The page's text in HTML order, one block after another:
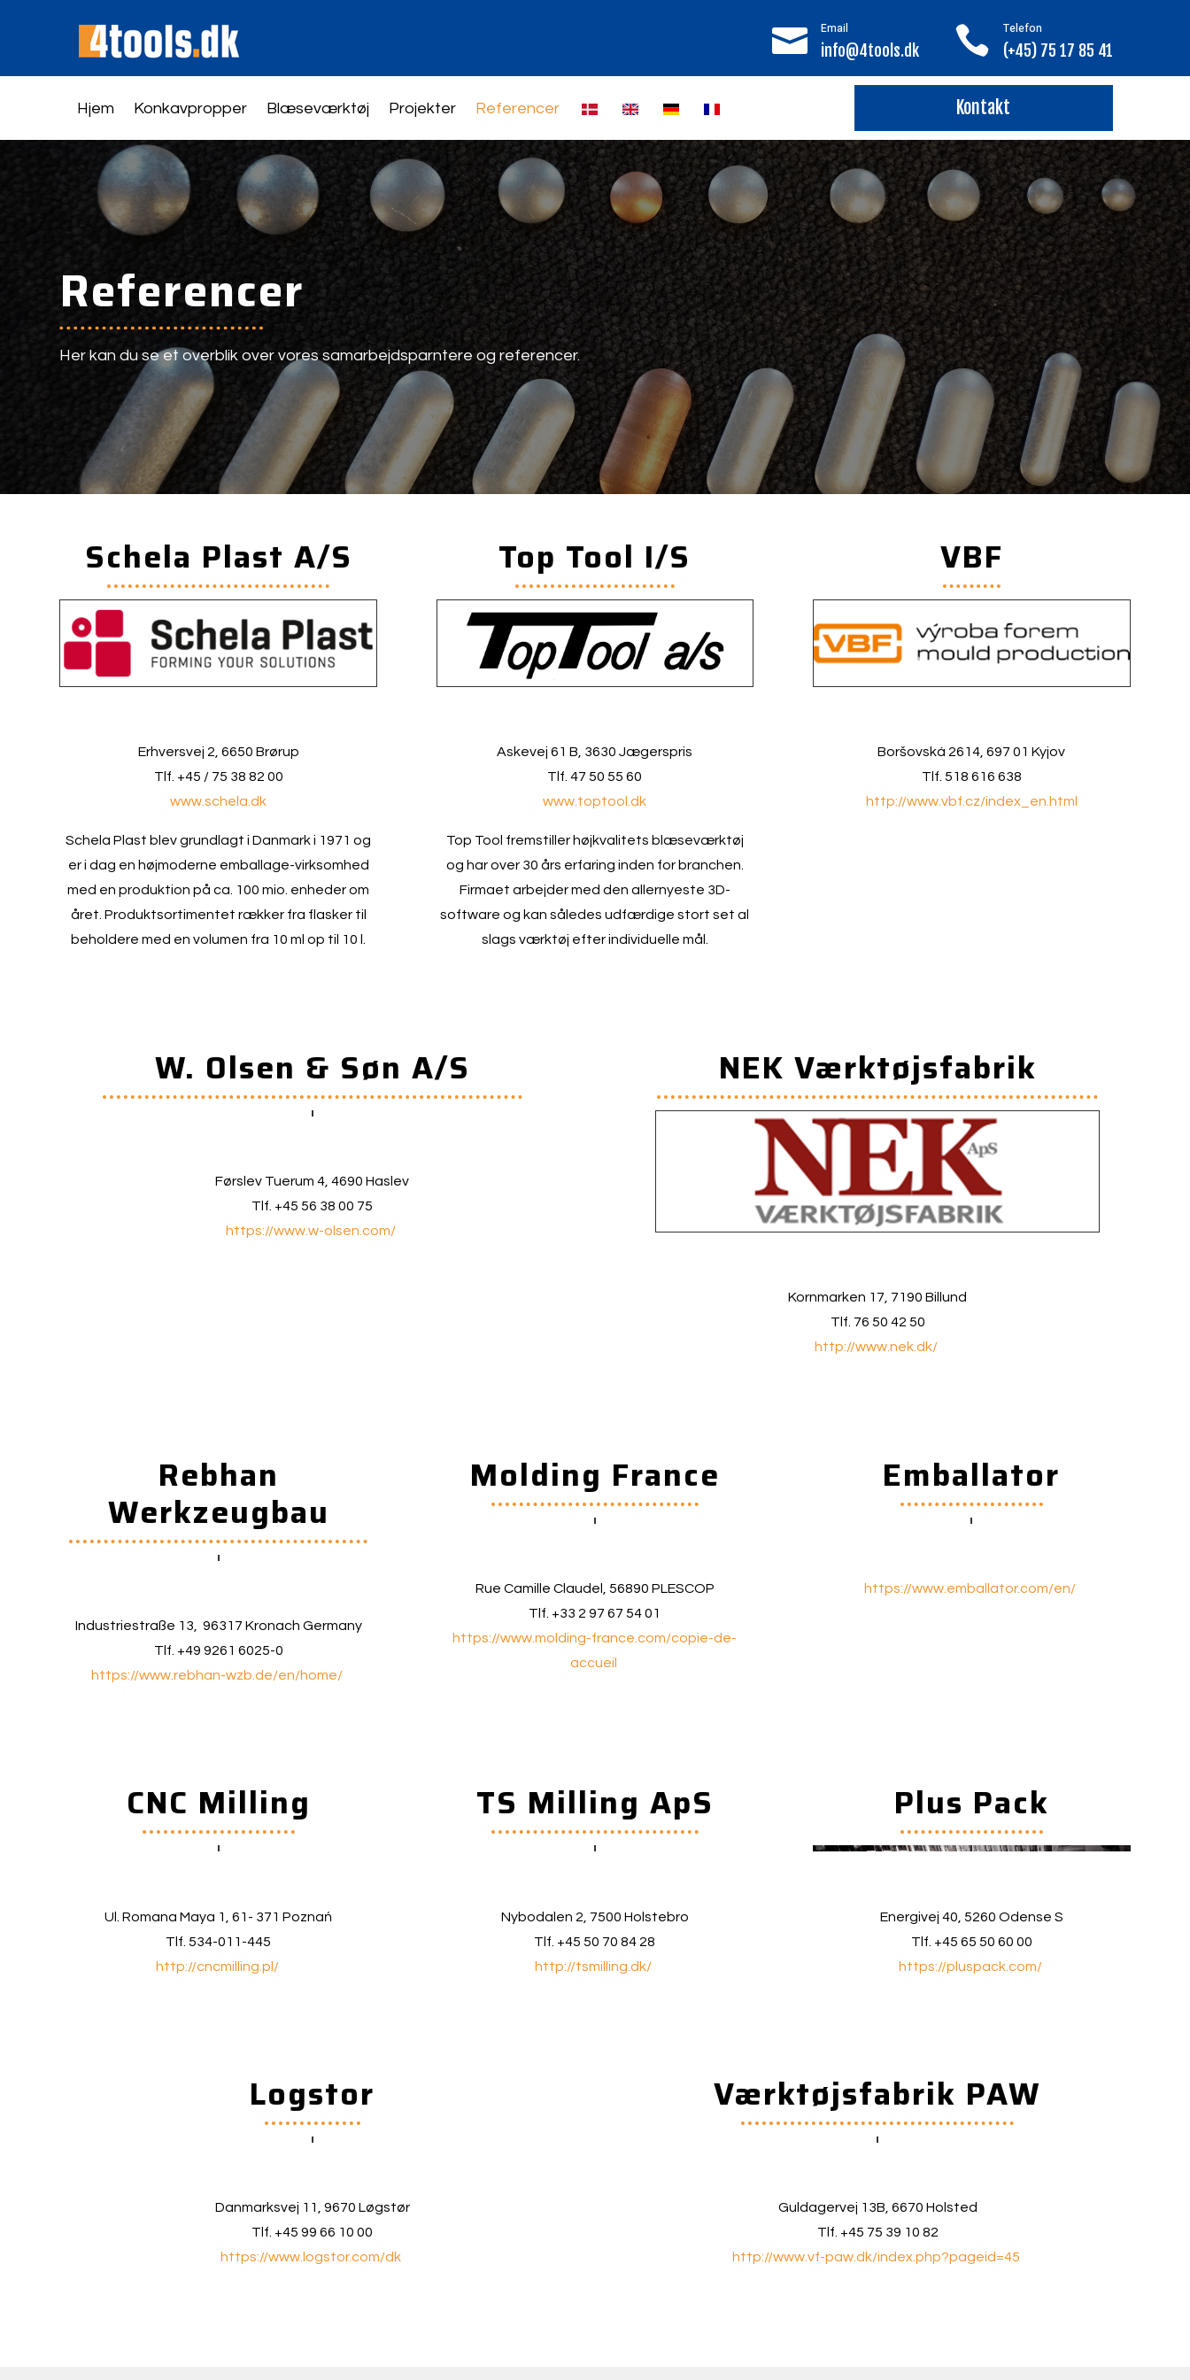
 Telefon
(+45) 75 17 85 41
 Email
info@4tools.dk
Hjem Konkavpropper Blæseværktøj Projekter Referencer Kontakt
Referencer
Her kan du se et overblik over vores samarbejdsparntere og referencer.
Schela Plast A/S
Erhversvej 2, 6650 Brørup
Tlf. +45 / 75 38 82 00
www.schela.dk
Schela Plast blev grundlagt i Danmark i 1971 og
er i dag en højmoderne emballage-virksomhed
med en produktion på ca. 100 mio. enheder om
året. Produktsortimentet rækker fra flasker til
beholdere med en volumen fra 10 ml op til 10 l.
Top Tool I/S
Askevej 61 B, 3630 Jægerspris
Tlf. 47 50 55 60
www.toptool.dk
Top Tool fremstiller højkvalitets blæseværktøj
og har over 30 års erfaring inden for branchen.
Firmaet arbejder med den allernyeste 3D-
software og kan således udfærdige stort set al
slags værktøj efter individuelle mål.
VBF
Boršovská 2614, 697 01 Kyjov
Tlf. 518 616 638
http://www.vbf.cz/index_en.html
W. Olsen & Søn A/S
Førslev Tuerum 4, 4690 Haslev
Tlf. +45 56 38 00 75
https://www.w-olsen.com/
NEK Værktøjsfabrik
Kornmarken 17, 7190 Billund
Tlf. 76 50 42 50
http://www.nek.dk/
Rebhan
Werkzeugbau
Industriestraße 13, 96317 Kronach Germany
Tlf. +49 9261 6025-0
https://www.rebhan-wzb.de/en/home/
Molding France
Rue Camille Claudel, 56890 PLESCOP
Tlf. +33 2 97 67 54 01
https://www.molding-france.com/copie-de-
accueil
Emballator
https://www.emballator.com/en/
CNC Milling
Ul. Romana Maya 1, 61- 371 Poznań
Tlf. 534-011-445
http://cncmilling.pl/
TS Milling ApS
Nybodalen 2, 7500 Holstebro
Tlf. +45 50 70 84 28
http://tsmilling.dk/
Plus Pack
Energivej 40, 5260 Odense S
Tlf. +45 65 50 60 00
https://pluspack.com/
Logstor
Danmarksvej 11, 9670 Løgstør
Tlf. +45 99 66 10 00
https://www.logstor.com/dk
Værktøjsfabrik PAW
Guldagervej 13B, 6670 Holsted
Tlf. +45 75 39 10 82
http://www.vf-paw.dk/index.php?pageid=45